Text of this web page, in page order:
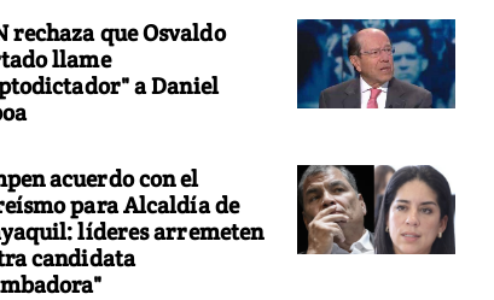
rechaza que Osvaldo
llame
a Daniel
acuerdo con el
para Alcaldía de
líderes arremeten
candidata